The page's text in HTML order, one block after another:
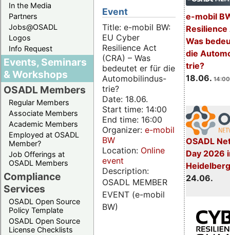
In the Media
Partners
Jobs@OSADL
Logos
Info Request
Events, Seminars
& Workshops
OSADL Members
Regular Members
Associate Members
Academic Members
Employed at OSADL
Member?
Job Offerings at
OSADL Members
Compliance
Services
OSADL Open Source
Policy Template
OSADL Open Source
License Checklists
e-mobil
Resilience
Was
die
trie?
18.06.
OSADL
Day 2026
24.06.
Event
Title: e-mobil BW:
EU Cyber
Resilience Act
(CRA) – Was
bedeutet er für die
Automobilindus-
trie?
Date: 18.06.
Start time: 14:00
End time: 16:00
Organizer: e-mobil
BW
Location: Online
event
Description:
OSADL MEMBER
EVENT (e-mobil
BW)